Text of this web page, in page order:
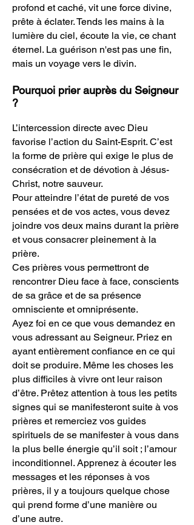
profond et caché, vit une force divine,
prête à éclater. Tends les mains à la
lumière du ciel, écoute la vie, ce chant
éternel. La guérison n'est pas une fin,
mais un voyage vers le divin.
Pourquoi prier auprès du Seigneur
?
L’intercession directe avec Dieu
favorise l’action du Saint-Esprit. C’est
la forme de prière qui exige le plus de
consécration et de dévotion à Jésus-
Christ, notre sauveur.
Pour atteindre l’état de pureté de vos
pensées et de vos actes, vous devez
joindre vos deux mains durant la prière
et vous consacrer pleinement à la
prière.
Ces prières vous permettront de
rencontrer Dieu face à face, conscients
de sa grâce et de sa présence
omnisciente et omniprésente.
Ayez foi en ce que vous demandez en
vous adressant au Seigneur. Priez en
ayant entièrement confiance en ce qui
doit se produire. Même les choses les
plus difficiles à vivre ont leur raison
d’être. Prêtez attention à tous les petits
signes qui se manifesteront suite à vos
prières et remerciez vos guides
spirituels de se manifester à vous dans
la plus belle énergie qu’il soit ; l’amour
inconditionnel. Apprenez à écouter les
messages et les réponses à vos
prières, il y a toujours quelque chose
qui prend forme d’une manière ou
d’une autre.